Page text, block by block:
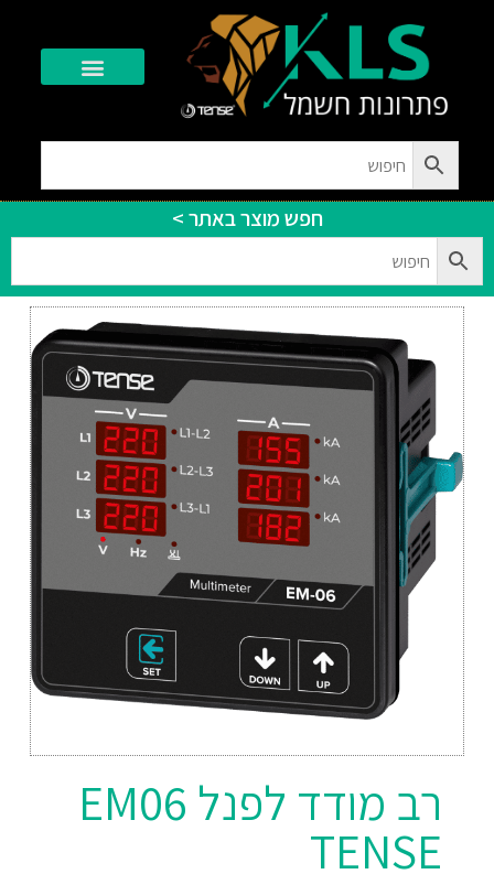
חפש מוצר באתר >
רב מודד לפנל EM06
TENSE